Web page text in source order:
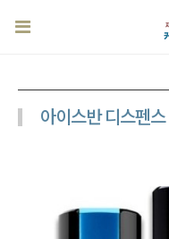
아이스반 디스펜